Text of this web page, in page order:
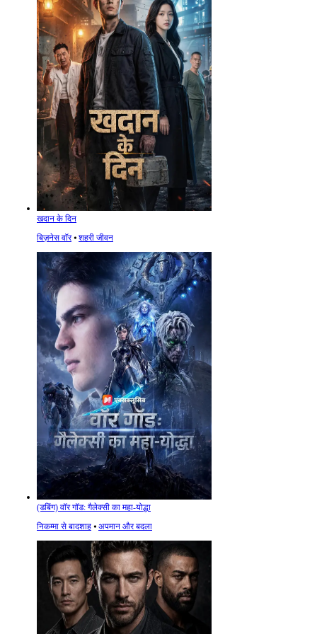
खदान के दिन
बिज़नेस वॉर⦁ शहरी जीवन
(डबिंग) वॉर गॉड: गैलेक्सी का महा-योद्धा
निकम्मा से बादशाह ⦁ अपमान और बदला